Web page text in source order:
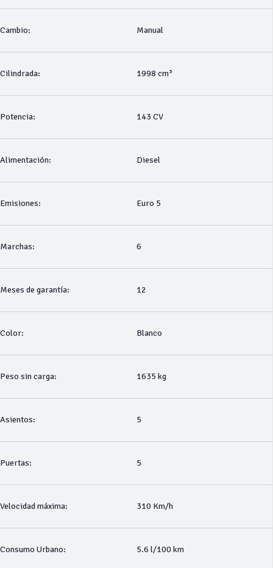
Cambio: Manual
Cilindrada: 1998 cm³
Potencia: 143 CV
Alimentación: Diesel
Emisiones: Euro 5
Marchas: 6
Meses de garantía: 12
Color: Blanco
Peso sin carga: 1635 kg
Asientos: 5
Puertas: 5
Velocidad máxima: 310 Km/h
Consumo Urbano: 5.6 l/100 km